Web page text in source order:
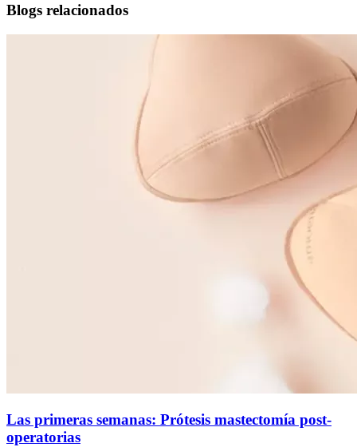
Blogs relacionados
Las primeras semanas: Prótesis mastectomía post-
operatorias